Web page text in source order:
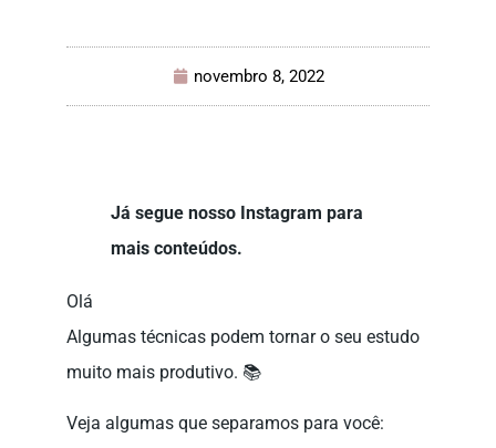
novembro 8, 2022
Já segue nosso Instagram para
mais conteúdos.
Olá
Algumas técnicas podem tornar o seu estudo
muito mais produtivo. 📚
Veja algumas que separamos para você: